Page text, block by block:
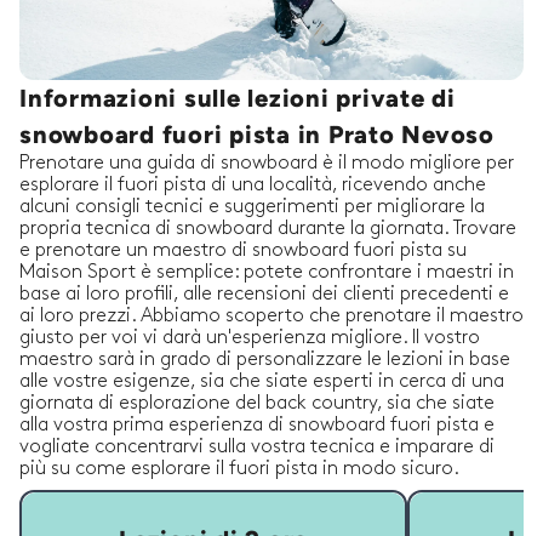
Informazioni sulle lezioni private di
snowboard fuori pista in Prato Nevoso
Prenotare una guida di snowboard è il modo migliore per
esplorare il fuori pista di una località, ricevendo anche
alcuni consigli tecnici e suggerimenti per migliorare la
propria tecnica di snowboard durante la giornata. Trovare
e prenotare un maestro di snowboard fuori pista su
Maison Sport è semplice: potete confrontare i maestri in
base ai loro profili, alle recensioni dei clienti precedenti e
ai loro prezzi. Abbiamo scoperto che prenotare il maestro
giusto per voi vi darà un'esperienza migliore. Il vostro
maestro sarà in grado di personalizzare le lezioni in base
alle vostre esigenze, sia che siate esperti in cerca di una
giornata di esplorazione del back country, sia che siate
alla vostra prima esperienza di snowboard fuori pista e
vogliate concentrarvi sulla vostra tecnica e imparare di
più su come esplorare il fuori pista in modo sicuro.